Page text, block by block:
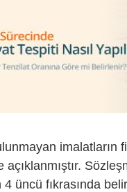
imalatların
açıklanmıştır.
üncü fıkrasında